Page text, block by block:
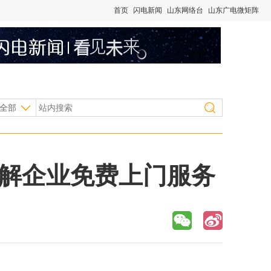
首页 闪电新闻 山东网络台 山东广电微矩阵
部
企业免费上门服务